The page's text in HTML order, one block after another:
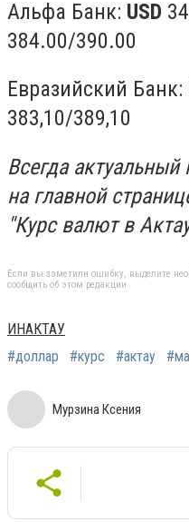
Альфа Банк: USD
384.00/390.00
Евразийский Банк:
383,10/389,10
Всегда
на главной
"Курс валют в
Если вы заметили ошибку, выделите
сообщить об этом редакции
ИНАКТАУ
#доллар
#курс #актау
Мурзина Ксения